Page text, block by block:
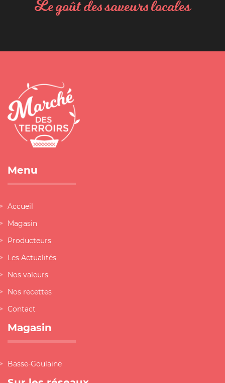
Le goût des saveurs locales
Menu
Accueil
Magasin
Producteurs
Les Actualités
Nos valeurs
Nos recettes
Contact
Magasin
Basse-Goulaine